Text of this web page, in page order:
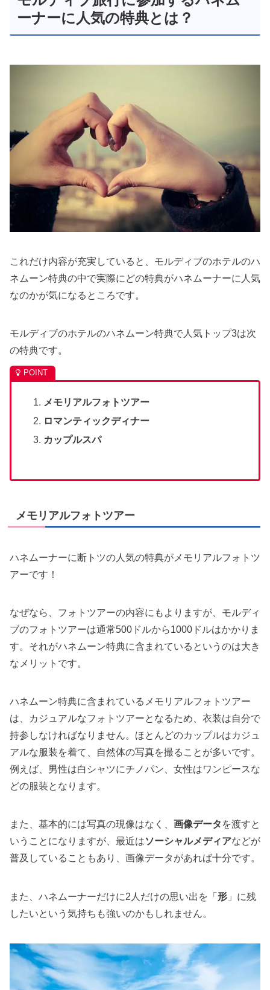
ーナーに人気の特典とは？
これだけ内容が充実していると、モルディブのホテルのハ
ネムーン特典の中で実際にどの特典がハネムーナーに人気
なのかが気になるところです。
モルディブのホテルのハネムーン特典で人気トップ3は次
の特典です。
メモリアルフォトツアー
ロマンティックディナー
カップルスパ
メモリアルフォトツアー
ハネムーナーに断トツの人気の特典がメモリアルフォトツ
アーです！
なぜなら、フォトツアーの内容にもよりますが、モルディ
ブのフォトツアーは通常500ドルから1000ドルはかかりま
す。それがハネムーン特典に含まれているというのは大き
なメリットです。
ハネムーン特典に含まれているメモリアルフォトツアー
は、カジュアルなフォトツアーとなるため、衣装は自分で
持参しなければなりません。ほとんどのカップルはカジュ
アルな服装を着て、自然体の写真を撮ることが多いです。
例えば、男性は白シャツにチノパン、女性はワンピースな
どの服装となります。
また、基本的には写真の現像はなく、 画像データ を渡すと
いうことになりますが、最近はソーシャルメディアなどが
普及していることもあり、画像データがあれば十分です。
また、ハネムーナーだけに2人だけの思い出を「 形 」に残
したいという気持ちも強いのかもしれません。